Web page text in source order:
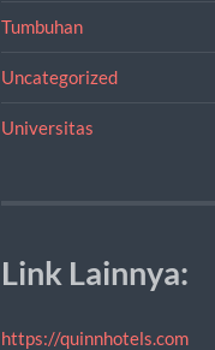
Tumbuhan
Uncategorized
Universitas
Link Lainnya:
https://quinnhotels.com